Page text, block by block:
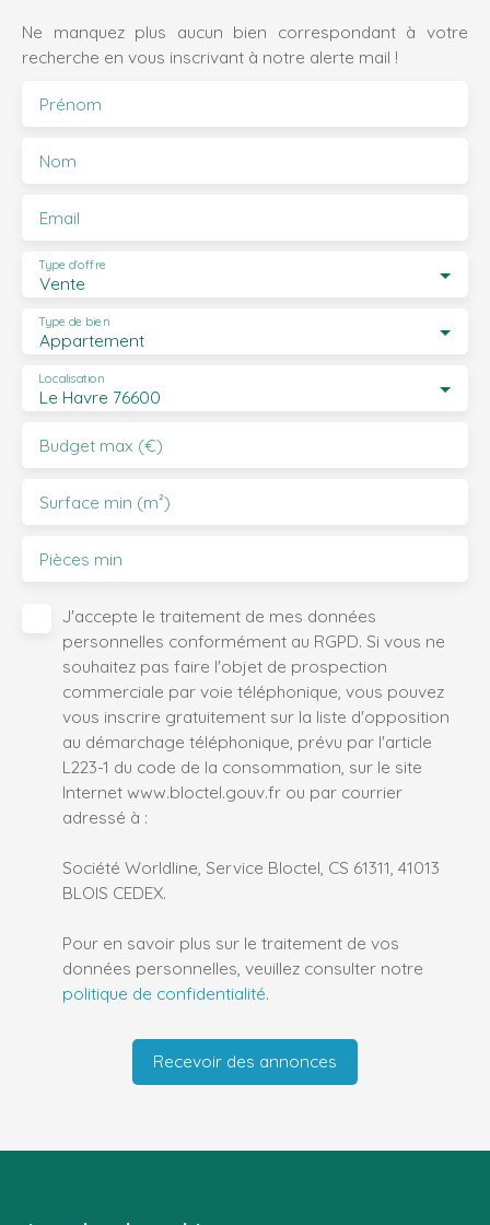
Ne manquez plus aucun bien correspondant à votre
recherche en vous inscrivant à notre alerte mail !
Prénom
Nom
Email
Vente
Type d'offre
Appartement
Type de bien
Le Havre 76600
Localisation
Budget max (€)
Surface min (m²)
Pièces min
J'accepte le traitement de mes données
personnelles conformément au RGPD. Si vous ne
souhaitez pas faire l'objet de prospection
commerciale par voie téléphonique, vous pouvez
vous inscrire gratuitement sur la liste d'opposition
au démarchage téléphonique, prévu par l'article
L223-1 du code de la consommation, sur le site
Internet www.bloctel.gouv.fr ou par courrier
adressé à :
Société Worldline, Service Bloctel, CS 61311, 41013
BLOIS CEDEX.
Pour en savoir plus sur le traitement de vos
données personnelles, veuillez consulter notre
politique de confidentialité.
Recevoir des annonces